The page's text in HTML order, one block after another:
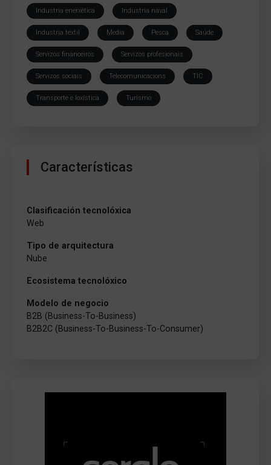
Industria enerxética Industria naval
Industria téxtil Media Pesca Saúde
Servizos financeiros Servizos profesionais
Servizos sociais Telecomunicacions TIC
Transporte e loxística Turismo
Características
Clasificación tecnolóxica
Web
Tipo de arquitectura
Nube
Ecosistema tecnolóxico
Modelo de negocio
B2B (Business-To-Business)
B2B2C (Business-To-Business-To-Consumer)